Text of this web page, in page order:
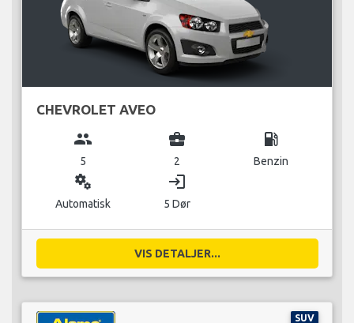
CHEVROLET AVEO
group
5
business_center
2
local_gas_station
Benzin
miscellaneous_services
Automatisk
login
5 Dør
VIS DETALJER...
SUV